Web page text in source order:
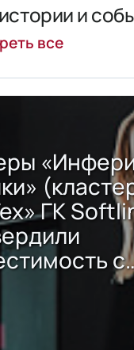
и
все
ГК
с
Sharx
данных